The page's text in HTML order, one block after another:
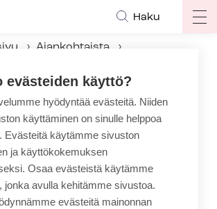
Haku
Ajankohtaista
Tehyläinen, ilmoittaudu pian kevään verkkokursseille – paikkoja on rajallisesti tarjolla
ilmoittaudu pian
evästeiden käyttö?
hyödyntää evästeitä. Niiden
käyttäminen on sinulle helppoa
Evästeitä käytämme sivuston
ja käyttökokemuksen
Osaa evästeistä käytämme
jonka avulla kehitämme sivustoa.
evästeitä mainonnan